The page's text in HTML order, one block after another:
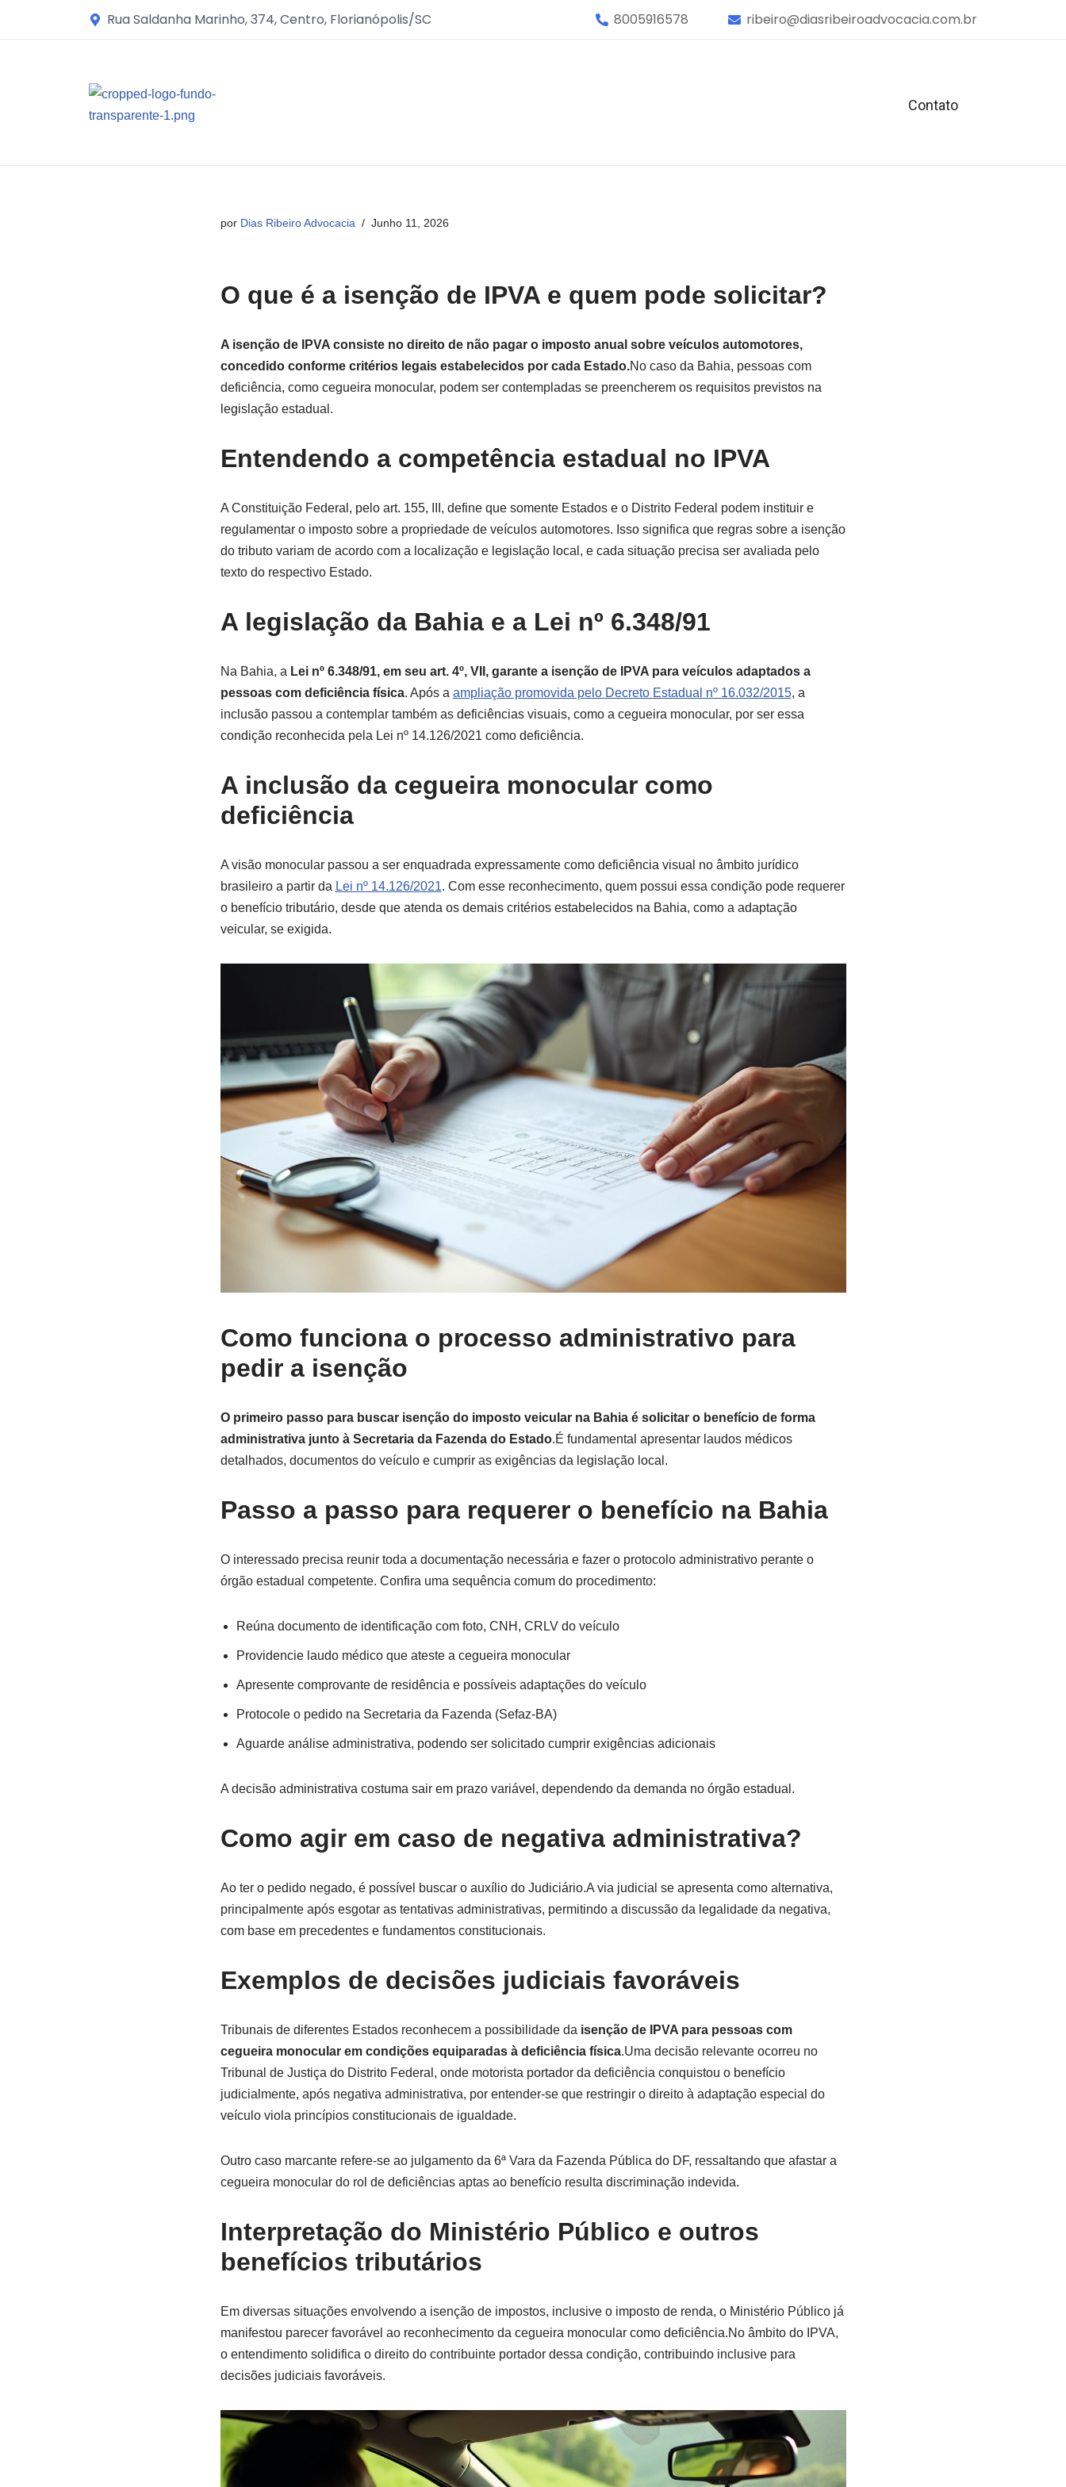
Avançar
Rua Saldanha Marinho, 374, Centro, Florianópolis/SC 8005916578 ribeiro@diasribeiroadvocacia.com.br
Contato
por Dias Ribeiro Advocacia Junho 11, 2026
O que é a isenção de IPVA e quem pode solicitar?
A isenção de IPVA consiste no direito de não pagar o imposto anual sobre veículos automotores,
concedido conforme critérios legais estabelecidos por cada Estado.No caso da Bahia, pessoas com
deficiência, como cegueira monocular, podem ser contempladas se preencherem os requisitos previstos na
legislação estadual.
Entendendo a competência estadual no IPVA
A Constituição Federal, pelo art. 155, III, define que somente Estados e o Distrito Federal podem instituir e
regulamentar o imposto sobre a propriedade de veículos automotores. Isso significa que regras sobre a isenção
do tributo variam de acordo com a localização e legislação local, e cada situação precisa ser avaliada pelo
texto do respectivo Estado.
A legislação da Bahia e a Lei nº 6.348/91
Na Bahia, a Lei nº 6.348/91, em seu art. 4º, VII, garante a isenção de IPVA para veículos adaptados a
pessoas com deficiência física. Após a ampliação promovida pelo Decreto Estadual nº 16.032/2015, a
inclusão passou a contemplar também as deficiências visuais, como a cegueira monocular, por ser essa
condição reconhecida pela Lei nº 14.126/2021 como deficiência.
A inclusão da cegueira monocular como
deficiência
A visão monocular passou a ser enquadrada expressamente como deficiência visual no âmbito jurídico
brasileiro a partir da Lei nº 14.126/2021. Com esse reconhecimento, quem possui essa condição pode requerer
o benefício tributário, desde que atenda os demais critérios estabelecidos na Bahia, como a adaptação
veicular, se exigida.
Como funciona o processo administrativo para
pedir a isenção
O primeiro passo para buscar isenção do imposto veicular na Bahia é solicitar o benefício de forma
administrativa junto à Secretaria da Fazenda do Estado.É fundamental apresentar laudos médicos
detalhados, documentos do veículo e cumprir as exigências da legislação local.
Passo a passo para requerer o benefício na Bahia
O interessado precisa reunir toda a documentação necessária e fazer o protocolo administrativo perante o
órgão estadual competente. Confira uma sequência comum do procedimento:
Reúna documento de identificação com foto, CNH, CRLV do veículo
Providencie laudo médico que ateste a cegueira monocular
Apresente comprovante de residência e possíveis adaptações do veículo
Protocole o pedido na Secretaria da Fazenda (Sefaz-BA)
Aguarde análise administrativa, podendo ser solicitado cumprir exigências adicionais
A decisão administrativa costuma sair em prazo variável, dependendo da demanda no órgão estadual.
Como agir em caso de negativa administrativa?
Ao ter o pedido negado, é possível buscar o auxílio do Judiciário.A via judicial se apresenta como alternativa,
principalmente após esgotar as tentativas administrativas, permitindo a discussão da legalidade da negativa,
com base em precedentes e fundamentos constitucionais.
Exemplos de decisões judiciais favoráveis
Tribunais de diferentes Estados reconhecem a possibilidade da isenção de IPVA para pessoas com
cegueira monocular em condições equiparadas à deficiência física.Uma decisão relevante ocorreu no
Tribunal de Justiça do Distrito Federal, onde motorista portador da deficiência conquistou o benefício
judicialmente, após negativa administrativa, por entender-se que restringir o direito à adaptação especial do
veículo viola princípios constitucionais de igualdade.
Outro caso marcante refere-se ao julgamento da 6ª Vara da Fazenda Pública do DF, ressaltando que afastar a
cegueira monocular do rol de deficiências aptas ao benefício resulta discriminação indevida.
Interpretação do Ministério Público e outros
benefícios tributários
Em diversas situações envolvendo a isenção de impostos, inclusive o imposto de renda, o Ministério Público já
manifestou parecer favorável ao reconhecimento da cegueira monocular como deficiência.No âmbito do IPVA,
o entendimento solidifica o direito do contribuinte portador dessa condição, contribuindo inclusive para
decisões judiciais favoráveis.